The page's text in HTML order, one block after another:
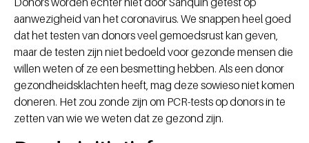
aanwezigheid van het coronavirus. We snappen heel goed
dat het testen van donors veel gemoedsrust kan geven,
maar de testen zijn niet bedoeld voor gezonde mensen die
willen weten of ze een besmetting hebben. Als een donor
gezondheidsklachten heeft, mag deze sowieso niet komen
doneren. Het zou zonde zijn om PCR-tests op donors in te
zetten van wie we weten dat ze gezond zijn.